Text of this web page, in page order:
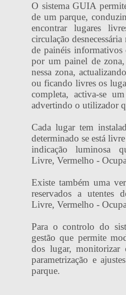
O sistema GUIA
de um parque,
encontrar lugares
circulação
de painéis informativos
por um painel de
nessa zona,
ou ficando livres os
completa, activa-se
advertindo o utilizador
Cada lugar tem
determinado se está
indicação luminosa
Livre, Vermelho -
Existe também uma
reservados a utentes
Livre, Vermelho -
Para o controlo do
gestão que permite
dos lugar, monitorizar
parametrização e
parque.